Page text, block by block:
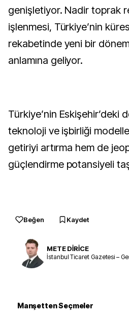
genişletiyor. Nadir toprak
işlenmesi, Türkiye’nin
rekabetinde yeni bir
anlamına geliyor.
Türkiye’nin Eskişehir’deki
teknoloji ve işbirliği
getiriyi artırma hem de
güçlendirme potansiyeli
Beğen Kaydet
METE DİRİCE
İstanbul Ticaret Gazetesi –
Manşetten Seçmeler